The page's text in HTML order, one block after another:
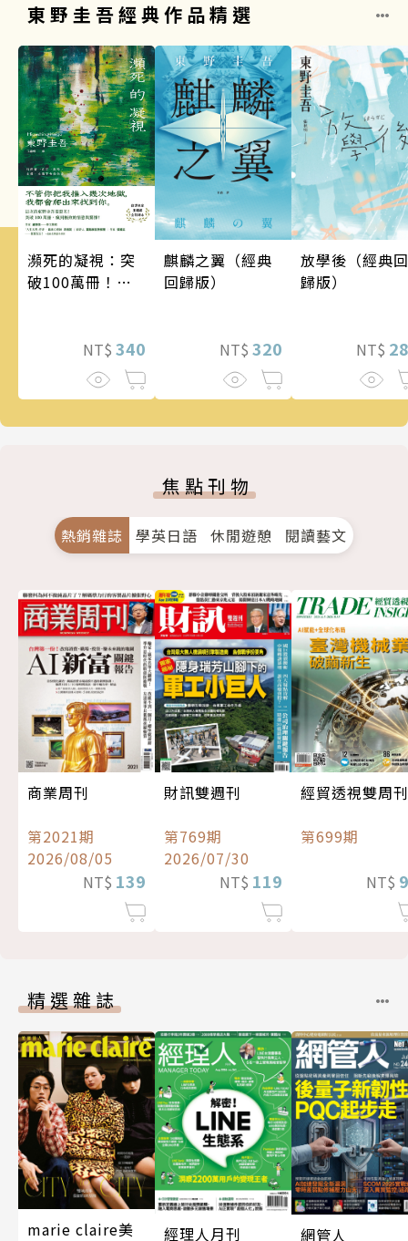
東野圭吾經典作品精選
瀕死的凝視：突
破100萬冊！這
的情慾與驚悚！
NT$ 340
麒麟之翼（經典
回歸版）
NT$ 320
放學後（經典回
歸版）
NT$
焦點刊物
熱銷雜誌 學英日語 休閒遊憩 閱讀藝文
商業周刊
第2021期
2026/08/05
NT$ 139
財訊雙週刊
第769期
2026/07/30
NT$ 119
經貿透視雙周刊
第699期
NT$
精選雜誌
marie claire美
經理人月刊
網管人